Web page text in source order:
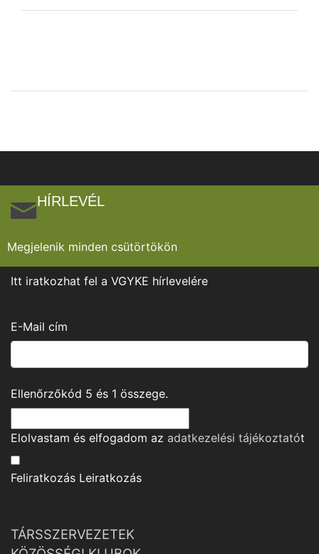
HÍRLEVÉL
Megjelenik minden csütörtökön
Itt iratkozhat fel a VGYKE hírlevelére
E-Mail cím
Ellenőrzőkód 5 és 1 összege.
Elolvastam és elfogadom az adatkezelési tájékoztatót
Feliratkozás Leiratkozás
TÁRSSZERVEZETEK